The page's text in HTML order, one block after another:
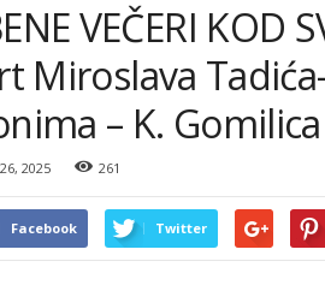
VEČERI KOD
Miroslava
– K. Gomilica
2025 261
Facebook Twitter